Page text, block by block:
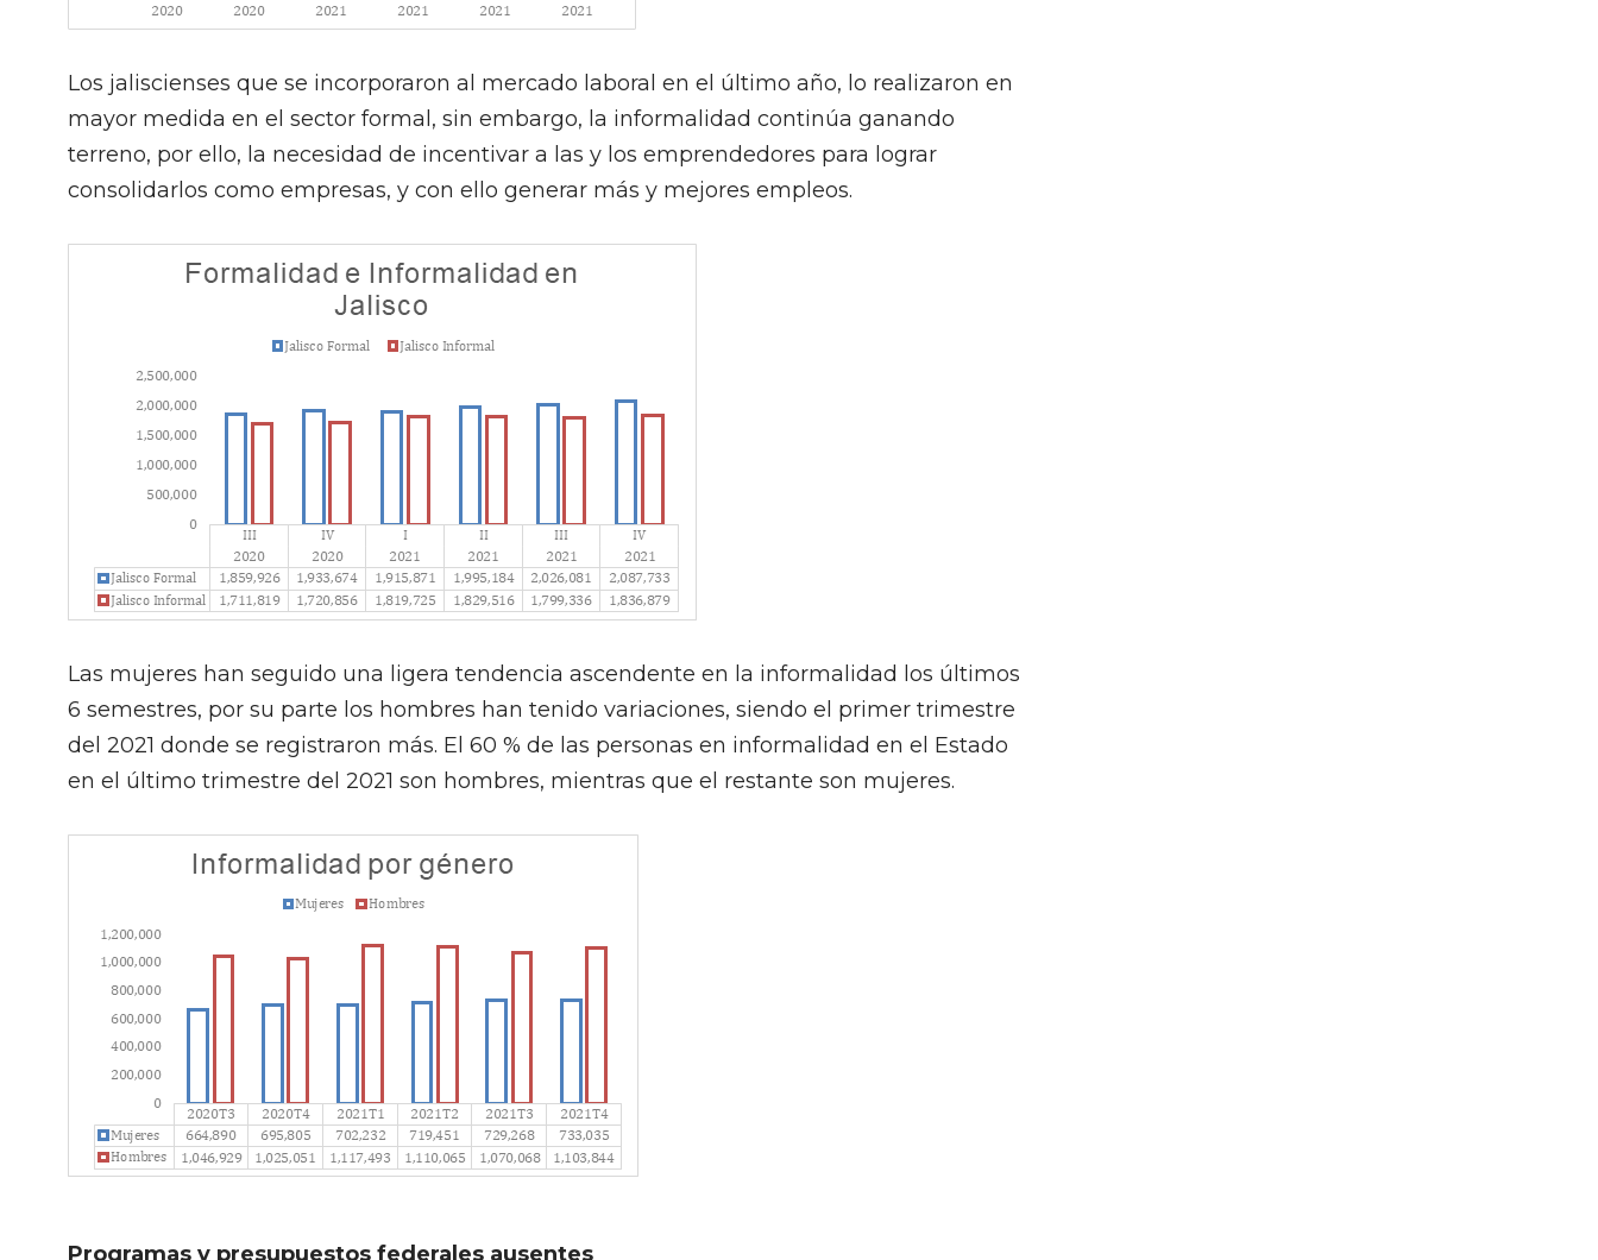
Los jaliscienses que se incorporaron al mercado laboral en el último año, lo realizaron en
mayor medida en el sector formal, sin embargo, la informalidad continúa ganando
terreno, por ello, la necesidad de incentivar a las y los emprendedores para lograr
consolidarlos como empresas, y con ello generar más y mejores empleos.
Las mujeres han seguido una ligera tendencia ascendente en la informalidad los últimos
6 semestres, por su parte los hombres han tenido variaciones, siendo el primer trimestre
del 2021 donde se registraron más. El 60 % de las personas en informalidad en el Estado
en el último trimestre del 2021 son hombres, mientras que el restante son mujeres.
Programas y presupuestos federales ausentes